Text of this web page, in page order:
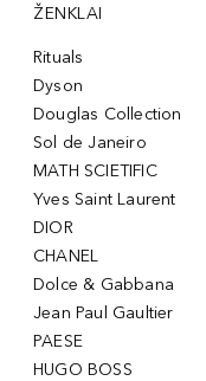
ŽENKLAI
Rituals
Dyson
Douglas Collection
Sol de Janeiro
MATH SCIETIFIC
Yves Saint Laurent
DIOR
CHANEL
Dolce & Gabbana
Jean Paul Gaultier
PAESE
HUGO BOSS